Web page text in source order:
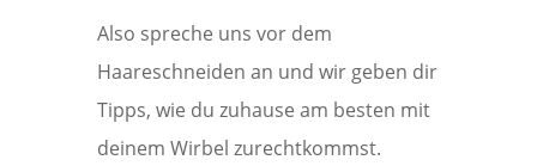
Also spreche uns vor dem
Haareschneiden an und wir geben dir
Tipps, wie du zuhause am besten mit
deinem Wirbel zurechtkommst.